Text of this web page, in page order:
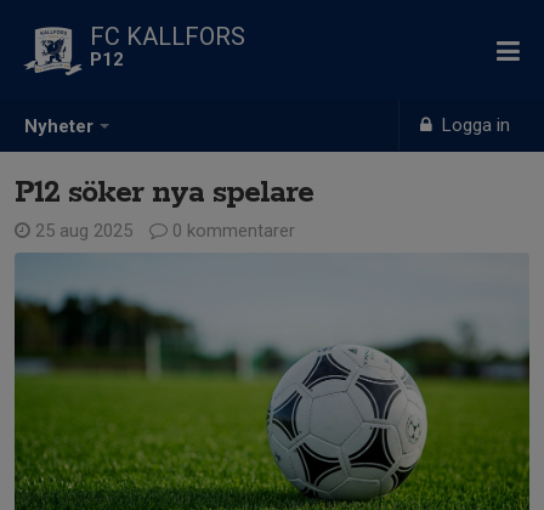
Nyheter Logga in
FC KALLFORS
P12
P12 söker nya spelare
25 aug 2025 0 kommentarer